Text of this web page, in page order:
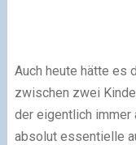
Auch heute hätte es
zwischen zwei
der eigentlich
absolut essentielle